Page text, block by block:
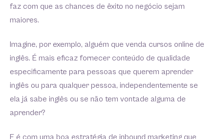
faz com que as chances de êxito no negócio sejam
maiores.
Imagine, por exemplo, alguém que venda cursos online de
inglês. É mais eficaz fornecer conteúdo de qualidade
especificamente para pessoas que querem aprender
inglês ou para qualquer pessoa, independentemente se
ela já sabe inglês ou se não tem vontade alguma de
aprender?
E é com uma boa estratégia de inbound marketing que